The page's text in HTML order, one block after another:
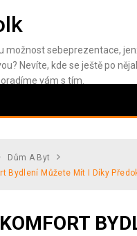
možnost sebeprezentace,
Nevíte, kde se ještě po
vám s tím.
Dům A Byt
Bydlení Můžete Mít I Díky